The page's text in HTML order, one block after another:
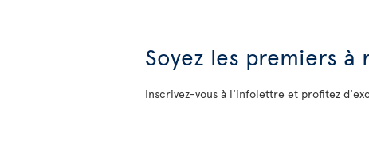
Soyez les premiers
Inscrivez-vous à l'infolettre et profitez